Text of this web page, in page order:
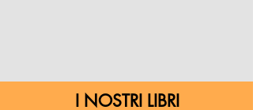
che ci aiuta a stare bene nel mondo, ad
I NOSTRI LIBRI